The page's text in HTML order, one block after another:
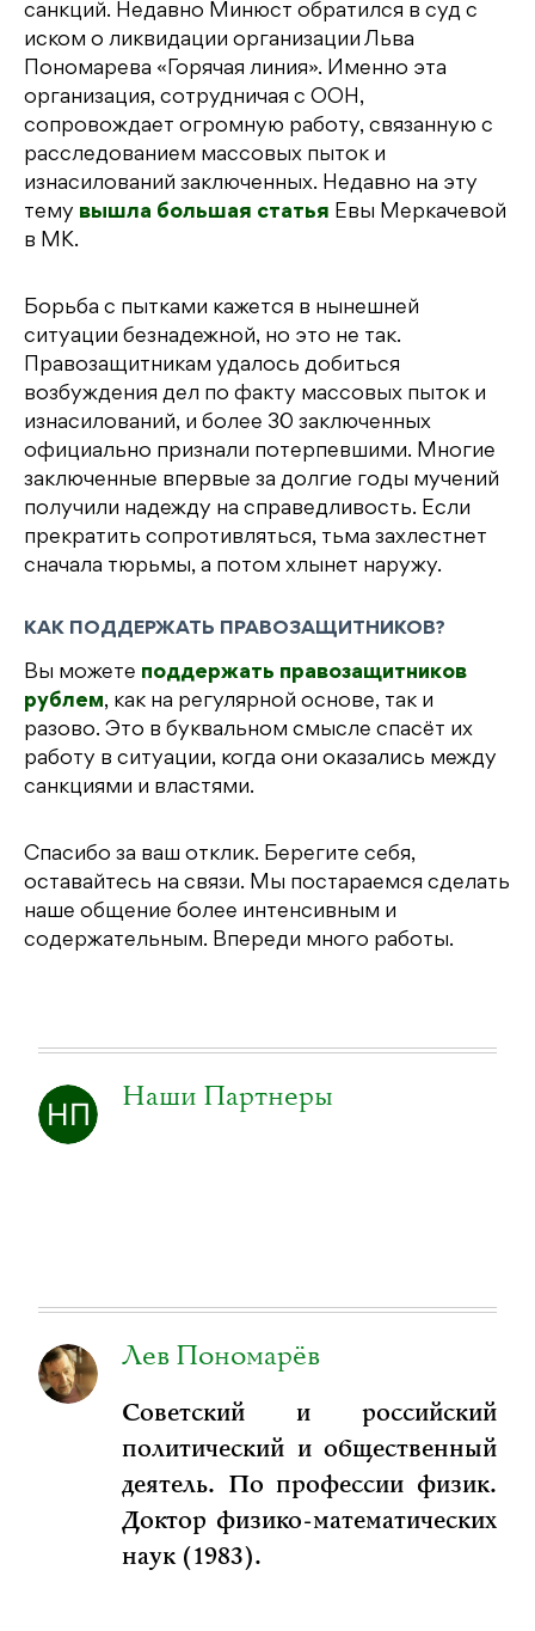
санкций. Недавно Минюст обратился в суд с
иском о ликвидации организации Льва
Пономарева «Горячая линия». Именно эта
организация, сотрудничая с ООН,
сопровождает огромную работу, связанную с
расследованием массовых пыток и
изнасилований заключенных. Недавно на эту
тему вышла большая статья Евы Меркачевой
в МК.
Борьба с пытками кажется в нынешней
ситуации безнадежной, но это не так.
Правозащитникам удалось добиться
возбуждения дел по факту массовых пыток и
изнасилований, и более 30 заключенных
официально признали потерпевшими. Многие
заключенные впервые за долгие годы мучений
получили надежду на справедливость. Если
прекратить сопротивляться, тьма захлестнет
сначала тюрьмы, а потом хлынет наружу.
КАК ПОДДЕРЖАТЬ ПРАВОЗАЩИТНИКОВ?
Вы можете поддержать правозащитников
рублем, как на регулярной основе, так и
разово. Это в буквальном смысле спасёт их
работу в ситуации, когда они оказались между
санкциями и властями.
Спасибо за ваш отклик. Берегите себя,
оставайтесь на связи. Мы постараемся сделать
наше общение более интенсивным и
содержательным. Впереди много работы.
Наши Партнеры
Лев Пономарёв
Советский и российский
политический и общественный
деятель. По профессии физик.
Доктор физико-математических
наук (1983).